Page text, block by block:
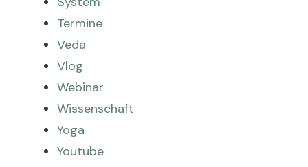
Termine
Veda
Vlog
Webinar
Wissenschaft
Yoga
Youtube